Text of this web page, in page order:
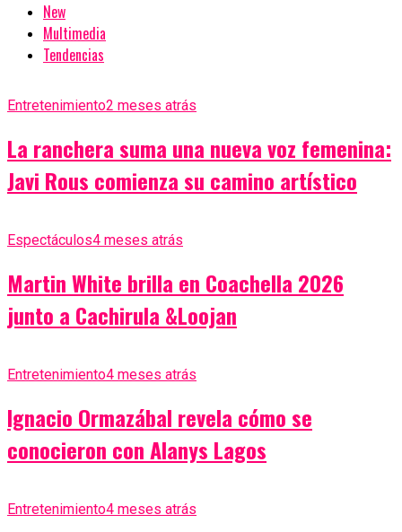
New
Multimedia
Tendencias
Entretenimiento2 meses atrás
La ranchera suma una nueva voz femenina:
Javi Rous comienza su camino artístico
Espectáculos4 meses atrás
Martin White brilla en Coachella 2026
junto a Cachirula &Loojan
Entretenimiento4 meses atrás
Ignacio Ormazábal revela cómo se
conocieron con Alanys Lagos
Entretenimiento4 meses atrás